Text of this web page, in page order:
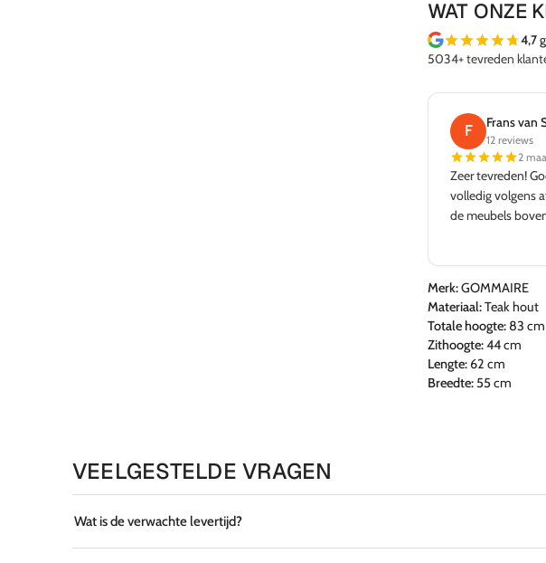
WAT ONZE
4,7
5034+ tevreden
R Rick de
3 reviews
3
Prachtige winkel
en mooi aanbod.
decoratie en
Merk:GOMMAIRE
Materiaal:Teak hout
Totale hoogte: 83 cm
Zithoogte:44 cm
Lengte: 62 cm
Breedte: 55 cm
VEELGESTELDE VRAGEN
Wat is de verwachte levertijd?